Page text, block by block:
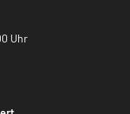
Uhr